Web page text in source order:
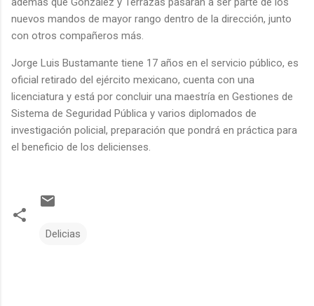
nuevos mandos de mayor rango dentro de la dirección, junto
con otros compañeros más.
Jorge Luis Bustamante tiene 17 años en el servicio público, es
oficial retirado del ejército mexicano, cuenta con una
licenciatura y está por concluir una maestría en Gestiones de
Sistema de Seguridad Pública y varios diplomados de
investigación policial, preparación que pondrá en práctica para
el beneficio de los delicienses.
Delicias